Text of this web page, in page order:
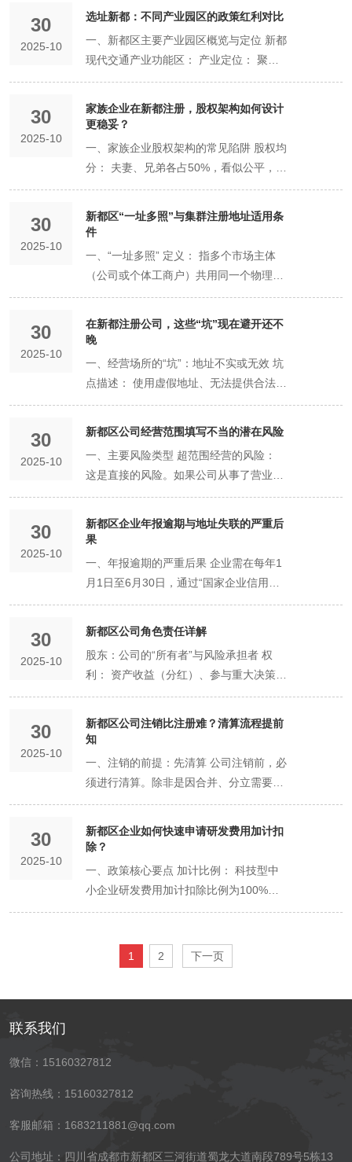
明： 提供经营场所的产权证明复印件（如
房产证）及租赁协议（如为租赁）。地址
必须真实、有效，且符合规划用途。 提交
传电子版。相关人员（股东、法人、监事
成实名认证和电子签名。 第三步：领取执
照——企业诞生的正式宣告 材料提交后，
即进入审核阶段。 审核与领照： 新都区
市场监督管理局的审核人员会对材料的完
整性、合规性进行审核。在材料齐全、符
合法定形式的情况下，通常可在1个工作
日内完成审核。 结果获取： 审核通过
小程序中下载、使用。电子执照与纸质执
执照： 前往新都区政务服务中心窗口，领
取营业执照正、副本。 邮寄送达： 申请
步，公司即告合法成立。但请注意，领照
后还需完成刻制公章、银行开户、税务报
到等后续事宜，才能正式开展经营活动。
因。申请人需按要求修改后重新提交，时
关重要。 第6天及以后：领照与开业准备
期（1-5个工作日） 领照（即时或1日
内）： 审核通过后，即可领取电子或纸质
营业执照。 刻制公章（1个工作日）： 凭
营业执照到公安局备案的刻章点刻制公司
公章、财务章、法人名章等。新都区通常
为新办企业提供免费刻章服务。 银行开户
存款账户。这是耗时较长的环节。 税务报
内，需到主管税务机关办理税务登记，核
定税种及发票。此流程可在线完成。 如有
需要，办理行政许可： 若经营范围涉及前
置或后置审批（如餐饮、医疗），需在开
业前办理相应许可证。 总结时间线： 理
想短时间： 从线上提交到领取执照，1个
工作日。 考虑到筹备和后续事宜： 从股
这份时间线表明，政府的审批效率已极
高，真正的变量在于创业者自身的准备程
度和决策效率。
围 使用规范化用语，如「技术服务、技术
开发；软件开发；计算机软硬件及辅助设
备零售」。 主营业务放前面，可参考经营
息 准确填写姓名、证件号、职务（如执行
董事）、联系方式。 联系方式必须准确，
用于接收审核信息。 （二）《公司章程》
设计核心条款（需特别关注） 章程不是标
准文件，以下条款需股东们协商一致后写
入： 第八条 股东的权利与义务： 明确分
红比例、表决权比例（可约定同股不同
权）。 第十二条 股权转让： （关键条
款） 详细约定股东向股东以外的人转让股
墙」。 第十八条 股东会职权与议事规
表决通过的比例（如一般事项过半数，重
大事项三分之二以上）。 第廿二条 利润
分配： 约定利润分配的方式和时间。 材
料通用要求： 真实性： 所有信息必须真
实、准确，否则将承担法律责任。 清晰
度： 上传的身份证、房产证等图片必须清
填写的信息，这是确保一次通过的有效方
法。
新都区名称预先核准的线上流程 新都区已
登录平台： 访问“四川政务服务网”，定位
到“新都区”，进入“企业开办一窗通”或“名
提示，依次填写您构思好的名称四要素。
系统会实时进行智能比对和筛查。 获取结
果： 通过： 系统即时生成《企业名称自
主申报告知书》，该名称将为您保留20
天，在此期间您应完成公司设立的后续申
请。 驳回： 系统会明确告知驳回原因
（如：与“XX公司”重名、字号不规范
是显示“重名”怎么办？ 策略： 准备3-5个
试使用更生僻的字组合、增加字号字数
（如三字、四字号）或变换行业表述。 问
题二：名称核准后，可以修改或转让吗？
策略： 《告知书》一经出具，名称申请人
及登记事项不得变更。核准的名称也不得
转让给其他主体使用。如需变更，需放弃
等于名称受保护了吗？ 策略： 不是。工
商核名仅在登记管辖区域内保护企业名称
不重复。若要获得跨行业、跨地区的全面
品牌保护，必须向国家知识产权局申请注
册商标。 总结： 公司名称核准是一项严
肃的法律程序。在新都区创业，务必在名
称构思阶段就遵循上述规则，充分利用线
供《不动产权证书》（房产证）复印件。
租赁房产： 提供租赁协议（合同）原件或
复印件，以及出租方的《不动产权证书》
复印件。复印件需由产权人签字或盖章确
认。 产业园区/企业孵化器地址 描述： 新
都区各产业功能区、众创空间、孵化器提
供的集中注册地址或工位注册。 所需证
明： 由园区管理方或孵化器运营方出具入
的托管机构（如秘书公司）提供的、可供
多家企业共同注册的地址。主要适用于无
需固定经营场所的电子商务、软件开发、
咨询策划等现代服务业。 所需证明： 与
托管机构签订的《地址托管协议》及其资
质证明。 网络经营场所（仅限个体工商
户） 描述： 对于仅通过互联网开展经营
的个体工商户，可以其网店网址作为经营
场所进行登记。 所需证明： 从电商平台
宅可以用作公司注册地址吗？ A： 原则上
不可以。 普通纯住宅性质的房屋不能直接
用于注册公司。若确需使用，必须经过更
为严格的“住改商”程序，即取得本栋建筑
物内其他业主的一致书面同意，并经社区
或街道办事处出具相关证明。流程复杂，
成功率低，且并非所有行业都被允许。强
烈不建议将住宅作为首选方案。 Q2：注
须是其主要办事机构所在地。如果实际情
况发生变化，公司搬迁至新地址，必须在
30日内向登记机关申请办理地址变更登
到企业），公司将面临被列入“经营异常名
营。 Q3：一个地址可以注册多家公司
吗？ A： 可以，这被称为“一址多照”。但
楼）本身具备分割为多个独立空间的条
件。 地址的产权人或有权出租方出具同意
多家企业共同使用该地址的证明。 各企业
之间不应存在投资关联关系。 Q4：地址
联系： 向市场监管部门提交证明材料，申
请移出异常名录。 如已搬迁： 尽快办理
提示企业需要办理相关前置或后置审批。
做到“证照对应”，合法经营。 商业形象专
业化： 规范化的经营范围显得公司更专
巧 核心原则：主营优先，关联覆盖 突出
项业务放在前面。这有助于外界快速了解
公司的核心竞争力。 覆盖关联业务： 将
与主营业务紧密相关、短期内很可能拓展
的周边业务也一并选上。例如，一家“软件
开发”公司，可以同时勾选“信息技术咨询
服务”、“计算机软硬件及辅助设备零
售”、“网络技术服务”等。 关键技巧：区
目”或“许可经营项目”。 一般经营项目：
务”、“咨询”、“销售”等绝大多数项目。 许
可经营项目： 需取得相关主管部门的批准
极少数，如设立证券公司，需先取得证券
经营许可证。 后置许可： 绝大多数属于
此类，如“餐饮服务”、“食品经营”、“旅馆
生成“双告知”文书，提醒您去办证，避
免“无证经营”的风险。 避坑指南：避免“贪
多求全”与“过于狭窄” 切忌贪多： 避免将
与主业完全无关、未来也不可能从事的项
目都选上。过多的经营范围可能： 让客户
和合作伙伴觉得公司主业不清、缺乏专
注。 在税务上带来不必要的复杂性，可能
被核定一些无关的税种。 影响公司未来申
务就构成“超范围经营”，需要频繁办理变
更。 为未来预留空间（适度原则） 在保
持聚焦的前提下，可以为未来3-5年的战
略发展方向适当预留空间。例如，一个当
前纯做研发的企业，如果未来计划自产自
销，可以提前勾选“生产”相关条目。 三、
新都区实操填报流程示例 以注册“一家新
媒体营销公司”为例： 确定主营行业： 在
系统中选择“商务服务业”或“互联网和相关
发布”等相关条目。 补充关联条目： 继续
搜索并添加“市场营销策划”、“会议及展览
发”等。 检查许可要求： 如勾选了“广播电
认： 形成一套简洁、准确、覆盖主营业务
住： 经营范围未来可以随时通过变更登记
进行增、减、改。因此，首次填报不必过
效、稳妥的做法。
资格的企业法人。 责任承担：股东承担有
公司债务承担责任，而股东仅以其认缴的
出资额为限对公司承担责任。这是大的优
势。 即使公司资不抵债，股东的大损失也
仅限于其投资额，个人和家庭的其他财产
受到保护（法律称为“公司面纱”）。 个人
独资企业： 核心特征： 由个人出资经
营，不具备法人资格。 责任承担：投资人
以清偿债务，投资人需以其个人的其他财
任。这是大的风险。 二、主体资格与商业
信誉 有限公司： 法律实体独立于股东，
名称中必须包含“有限责任公司”或“有限公
司”字样。在商业合作中，形式更为正规，
更易获得大型客户和合作伙伴的信任。 个
人独资企业： 法律上被视为投资人的延
伸，名称中不能使用“公司”字样，通常称
司： 企业所得税： 公司利润需缴纳企业
所得税（基本税率25%，小型微利企业有
优惠）。 个人所得税： 税后利润分配给
股东时，股东还需缴纳20%的股息红利个
人所得税。存在“双重征税”。 个人独资企
业： 不缴纳企业所得税。 这是其重要优
势。 企业的生产经营所得，作为投资人个
人的“经营所得”，适用5%-35%的五级超
司： 治理结构规范，要求设立股东会、董
事会（或执行董事）、监事会（或监
事），所有权与经营权可分离，易于吸引
外部投资和进行股权激励，未来发展空间
大，也便于“股转”（转让股权）或引入新
股东。 个人独资企业： 结构简单，由投
资人个人所有并控制，决策效率高。但难
以进行股权融资，发展受限于投资人个人
独资企业 核心优势 风险隔离（有限责
任），易于发展壮大 税负可能较低，设立
手续简单 核心风险 税务处理相对复杂
（双重征税） 无限责任，风险极高 适合
场景 计划规模化经营、需对外融资、业务
多数创业者。 投资规模极小、风险极低、
由一人经营且不计划扩张的微型业务（如
择。 它提供的“有限责任”保护，是现代社
会商业文明的基石，能有效防范创业风险
道且风险极低，否则不应为了税负上可能
30
2025-10
选址新都：不同产业园区的政策红利对比
一、新都区主要产业园区概览与定位 新都
现代交通产业功能区： 产业定位： 聚焦
航空航天、轨道交通等高端装备制造。是
成都市“三个做优做强”重点片区之一。 目
标企业： 产业链上的整机、关键零部件制
发设计、生产制造、展示体验全产业链。
目标企业： 家居制造企业、智能硬件开发
商、工业设计公司、电商直播企业等。 特
色优势： 拥有“中国西部家居博览城”等展
示平台，线上线下融合紧密。 新都物流园
区（依托传化公路港）： 产业定位： 现
代物流、供应链管理、电商仓储。 目标企
业： 第三方物流公司、电商企业区域分拨
中心、供应链金融企业等。 特色优势：
比分析 虽然各园区政策会动态调整，但其
红利方向与园区定位紧密相关，具有共性
优势与个性侧重。 共性普惠政策（各园区
业、高新技术企业、研发费用加计扣除等
层次人才、急需紧缺人才，在安家补贴、
子女入学、医疗保障等方面提供支持。 个
策红利侧重点 适合的企业类型 现代交通
产业功能区 重大项目和科技创新导向。
对固定资产投资额大的项目、国家级“专精
贴。对突破关键技术的“卡脖子”项目实
行“一事一议”。 资金技术密集、具备核心
技术的先进制造和研发类企业。 智能家居
产业城 品牌与转型升级导向。 鼓励企业
创建知名品牌、参加国际展会（展位费补
贴）、进行智能化改造（设备投入补
贴）、发展工业设计（设计费用补贴）。
对电商直播销售额达到一定规模的企业有
奖励。 家居制造、品牌运营、工业设计、
规模的企业给予经营贡献奖励。对应用自
动化分拣、智慧仓储管理等技术的企业给
持。 规模以上物流企业、大型电商的区域
产业定位匹配的园区。这不仅能享精准的
优势。 主动对接管委会： 在决策前，主
动联系目标园区的投资促进局（或企业服
30
2025-10
家族企业在新都注册，股权架构如何设计
更稳妥？​
一、家族企业股权架构的常见陷阱 股权均
分： 夫妻、兄弟各占50%，看似公平，实
则埋下重大决策僵局的隐患，一旦发生分
歧，公司可能陷入瘫痪。 股权与贡献不匹
配： 仅按出资额或血缘关系分配股权，未
缺乏退出机制： 未约定家族成员因婚变、
置（转让、回购），极易引发剧烈冲突。
股权代持： 出于各种原因，由一名家族成
员代持其他成员股权，这种不透明的安排
存在巨大的法律风险和信任风险。 二、稳
健股权架构的设计原则与方案 核心原则
是：在维护家族和谐的前提下，建立现代
的有效分离与制衡。 方案一：核心创始人
绝对控股型（适用于初创期） 结构： 夫
妻店中，一方持股67%（或51%）以上，
另一方持股33%（或49%）以下。 优势：
保证了核心创始人的绝对控制权，避免均
分僵局，决策高效。 适用： 企业由一方
主导经营，另一方辅助的情况。 方案二：
始人（60%），负责经营的子女
（20%），提供资金支持但不参与经营的
子女（10%），技术入股的子女
（10%）。 优势： 相对公平，能激励不
同角色的家族成员。 方案三：成立家族持
股平台（适用于成长期或计划上市） 结
构： 家族成员共同出资成立一家有限责任
公司（持股平台），再由这家平台持有运
势： 权责清晰： 家族内部的股权调整、
分红等在持股平台层面完成，不影响运营
公司的稳定。 风险隔离： 运营公司的风
险不会直接穿透到每个家族成员。 集中控
制权： 便于实现家族对运营公司的集中控
采用何种方案，都必须在《公司章程》中
比例。对于非核心创始人控股的企业，可
二以上）通过，以保护小股东权益。 分红
政策： 约定是否强制分红、分红比例，避
30
2025-10
新都区“一址多照”与集群注册地址适用条
件​
一、“一址多照” 定义： 指多个市场主体
（公司或个体工商户）共用同一个物理地
址作为其注册地址。 适用条件： 地址具
备分割条件： 该地址（通常为大型办公
楼、产业园、众创空间）本身有足够面
明，同意该地址用于“一址多照”。 企业间
无投资关系： 使用同一地址的企业之间不
应存在投资关联关系（如母子公司），否
式。 优势： 有效盘活闲置商业空间，降
该地址下某家公司因故被列入经营异常名
录（如通过登记住所无法联系），可能会
对该地址上注册的其他公司的信誉造成潜
在影响。 二、“集群注册”（地址托管） 定
义： 这是一种更彻底的“一址多照”，通常
由一家已获得政府认可的托管公司（如众
办理注册登记，并提供地址托管、法律文
书签收、商务秘书等服务。 适用条件：
托管机构资质： 提供集群注册服务的机构
本身需经过市场监督管理部门认定或备
案，具备相应服务能力和风险承担能力。
企业类型限制： 通常适用于无需固定经营
场所的企业，如： 电子商务： 纯线上经
营的网店。 咨询服务： 咨询、设计、策
划等以人力和智力输出为主的企业。 软件
容美发、培训机构等需要固定实体门店、
可能对周边环境产生影响、涉及行政许可
成本极低： 只需支付较低的地址托管费，
服务： 通常还可提供代理记账、报税、政
任： 地址真实性： 必须确保托管机构提
供的地址是真实、有效的，能够签收法律
30
2025-10
在新都注册公司，这些“坑”现在避开还不
晚​
一、经营场所的“坑”：地址不实或无效 坑
点描述： 使用虚假地址、无法提供合法产
权证明的地址、或不符合商业用途的地址
（如普通住宅未办理“住改商”）进行注
录”，影响企业信誉，在政府采购、招投
标、贷款等方面受限。 避坑指南： 确保
使用真实、合法的商业用房或商住两用
房。 租赁地址时，务必取得房东的房产证
复印件和租赁协议。 纯线上经营的网店，
可申请使用“网络经营场所”（电商平台提
供的店铺网址）注册。 二、注册资本认缴
册资本填得极高（如1亿元），远超实际
承受能力。 后果： 法律风险极高。一旦
公司资不抵债，股东需在认缴出资额范围
内对公司债务承担清偿责任。这意味着，
认缴1亿，就可能要以个人财产承担1亿的
责任。 避坑指南： 秉承“量力而行”原则，
注册资本与公司实际经营规模和风险相匹
配即可，初期可设定在10-100万之间。
上，导致主业不清，税务核定复杂；二是
写得过窄，导致超范围经营被罚。 后果：
超范围经营面临罚款；范围过宽可能影响
某些专项资质的申请。 避坑指南： 突出
主营业务，兼顾近期可能拓展的关联业
四、公司名称的“坑”：盲目追求“高大上”
与章程的“坑”：口头约定，章程套用模板
程中明确股权比例、分红机制、退出方式
等。 后果： 公司盈利后易产生利益纠
30
2025-10
新都区公司经营范围填写不当的潜在风险​
一、主要风险类型 超范围经营的风险：
这是直接的风险。如果公司从事了营业执
照上未记载的经营活动，即构成“超范围经
营”。市场监管部门可责令改正、没收违法
所得，并处以罚款。情节严重的，可吊销
务，却按商品销售纳税），或者被核定了
无关的税种，增加不必要的税负和申报麻
烦。 行政许可缺失的风险： 若经营范围
开业前取得相应许可证就开展经营，则构
受损的风险： 在与客户、合作伙伴签订合
同时，如果业务超出经营范围，合同可能
被认定为无效，导致商业纠纷，严重损害
公司信誉。 融资上市阻碍的风险： 企业
在申请贷款、招投标或准备上市时，需要
证明其业务的连续性和合法性。经营范围
混乱或不匹配会成为硬伤。 二、规范填写
业务也包含进去，为未来发展留出空间。
使用规范用语： 严格使用《国民经济行业
方可经营）。 不懂即问： 在申请时，可
纲领”，务必在注册之初就审慎规划，确保
30
2025-10
​​新都区企业年报逾期与地址失联的严重后
果​
一、年报逾期的严重后果 企业需在每年1
月1日至6月30日，通过“国家企业信用信
息公示系统”报送上一年度报告。 逾期未
报： 将被市场监管部门列入经营异常名
录，并通过公示系统向全社会公示。 列
入“经营异常名录”的即时影响： 信用污
点： 企业在政府采购、工程招投标、国有
土地出让、授予荣誉称号等活动中将依法
予以限制或者禁入。 合作受阻： 合作伙
伴、客户在交易前会查询企业信用状况，
发现异常将严重影响商业合作。 贷款困
难： 银行等金融机构在审批贷款时会拒绝
（“黑名单”），企业的法定代表人、负责
人、负责人。 二、地址失联的严重后果
市场监管部门会通过随机抽查或根据投诉
举报，核实企业的注册地址。 通过登记的
经营异常名录。 影响： 与年报逾期的影
移出。 企业信用是无形资产，需精心维
护良好信用的底线要求。
30
2025-10
新都区公司角色责任详解​
股东：公司的“所有者”与风险承担者 权
利： 资产收益（分红）、参与重大决策
（表决）、选择管理者。 责任： 有限责
任： 以其认缴的出资额为限对公司债务承
担责任。这是公司制的基石。 出资义务：
破公司面纱”）。 监事：公司的“纪检委”与
监督者 职责： 监督公司财务；对董事、
高管执行公司职务的行为进行监督；提议
召开临时股东会；代表公司提起诉讼（在
董事、高管侵害公司利益时）。 独立性要
高级管理人员：公司的“职业经理人”与受
托人 范围： 经理、副经理、财务负责
制衡，才能保障公司行稳致远。 权力：
对外代表公司，其签字对公司具有法律约
与诉讼等。 责任与风险： 民事责任： 因
30
2025-10
新都区公司注销比注册难？清算流程提前
知​
一、注销的前提：先清算 公司注销前，必
须进行清算。除非是因合并、分立需要解
散，且债权人利益能得到充分保护。 二、
标准注销流程（以有限公司为例） 成立清
算组： 股东会作出解散公司的决议，并在
发布注销公告。 清理公司资产： 全面清
单。 清偿债务： 按法定顺序（清算费
所有债务后，剩余的财产按股东出资比例
编制清算报告，报股东会确认。 办理注销
监管局）申请注销登记。同时，还需办理
30
2025-10
新都区企业如何快速申请研发费用加计扣
除？​
一、政策核心要点 加计比例： 科技型中
小企业研发费用加计扣除比例为100%，
其他企业为100%。 举例： 某企业当年发
应纳税所得额时，不仅可以扣除100万
元，还可以再加计扣除100万元，即税前
界定： 指企业为获得科学与技术新知识，
创造性运用科学技术新知识，或实质性改
的具有明确目标的系统性活动。 三、快速
1 2 下一页
联系我们
微信：15160327812
咨询热线：15160327812
客服邮箱：1683211881@qq.com
公司地址：四川省成都市新都区三河街道蜀龙大道南段789号5栋13